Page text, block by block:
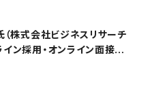
（株式会社ビジネスリサーチ
ン採用・オンライン面接の